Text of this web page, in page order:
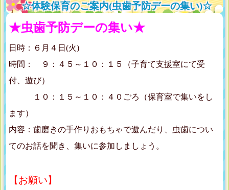
☆体験保育のご案内(虫歯予防デーの集い)☆
★虫歯予防デーの集い★
日時：６月４日(火)
時間： ９：４５～１０：１５（子育て支援室にて受
付、遊び）
１０：１５～１０：４０ごろ（保育室で集いをし
ます）
内容：歯磨きの手作りおもちゃで遊んだり、虫歯につい
てのお話を聞き、集いに参加しましょう。
【お願い】